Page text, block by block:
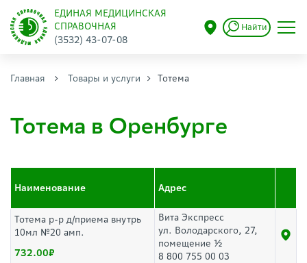
ЕДИНАЯ МЕДИЦИНСКАЯ
СПРАВОЧНАЯ
(3532) 43-07-08
Найти
Главная Товары и услуги Тотема
Тотема в Оренбурге
Наименование Адрес
Тотема р-р д/приема внутрь
10мл №20 амп.
732.00
Вита Экспресс
ул. Володарского, 27,
помещение ½
8 800 755 00 03